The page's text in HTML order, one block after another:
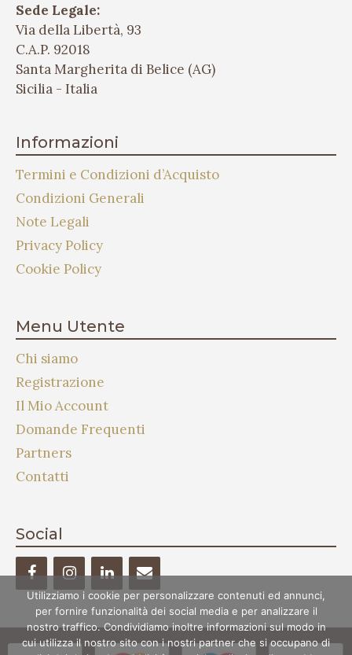
Sede Legale:
Via della Libertà, 93
C.A.P. 92018
Santa Margherita di Belice (AG)
Sicilia - Italia
Informazioni
Termini e Condizioni d’Acquisto
Condizioni Generali
Note Legali
Privacy Policy
Cookie Policy
Menu Utente
Chi siamo
Registrazione
Il Mio Account
Domande Frequenti
Partners
Contatti
Social
Utilizziamo i cookie per personalizzare contenuti ed annunci,
per fornire funzionalità dei social media e per analizzare il
nostro traffico. Condividiamo inoltre informazioni sul modo in
cui utilizza il nostro sito con i nostri partner che si occupano di